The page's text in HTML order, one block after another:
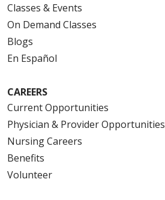
Classes & Events
On Demand Classes
Blogs
En Español
CAREERS
Current Opportunities
Physician & Provider Opportunities
Nursing Careers
Benefits
Volunteer